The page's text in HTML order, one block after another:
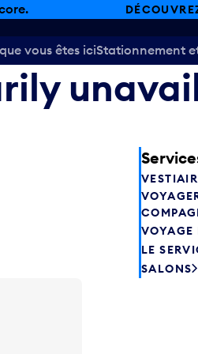
vous êtes iciStationnement
VOYAGE
LE
SALONS